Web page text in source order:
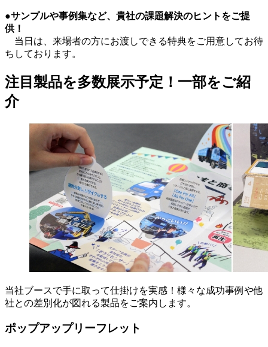
●サンプルや事例集など、貴社の課題解決のヒントをご提
供！
当日は、来場者の方にお渡しできる特典をご用意してお待
ちしております。
注目製品を多数展示予定！一部をご紹
介
当社ブースで手に取って仕掛けを実感！様々な成功事例や他
社との差別化が図れる製品をご案内します。
ポップアップリーフレット